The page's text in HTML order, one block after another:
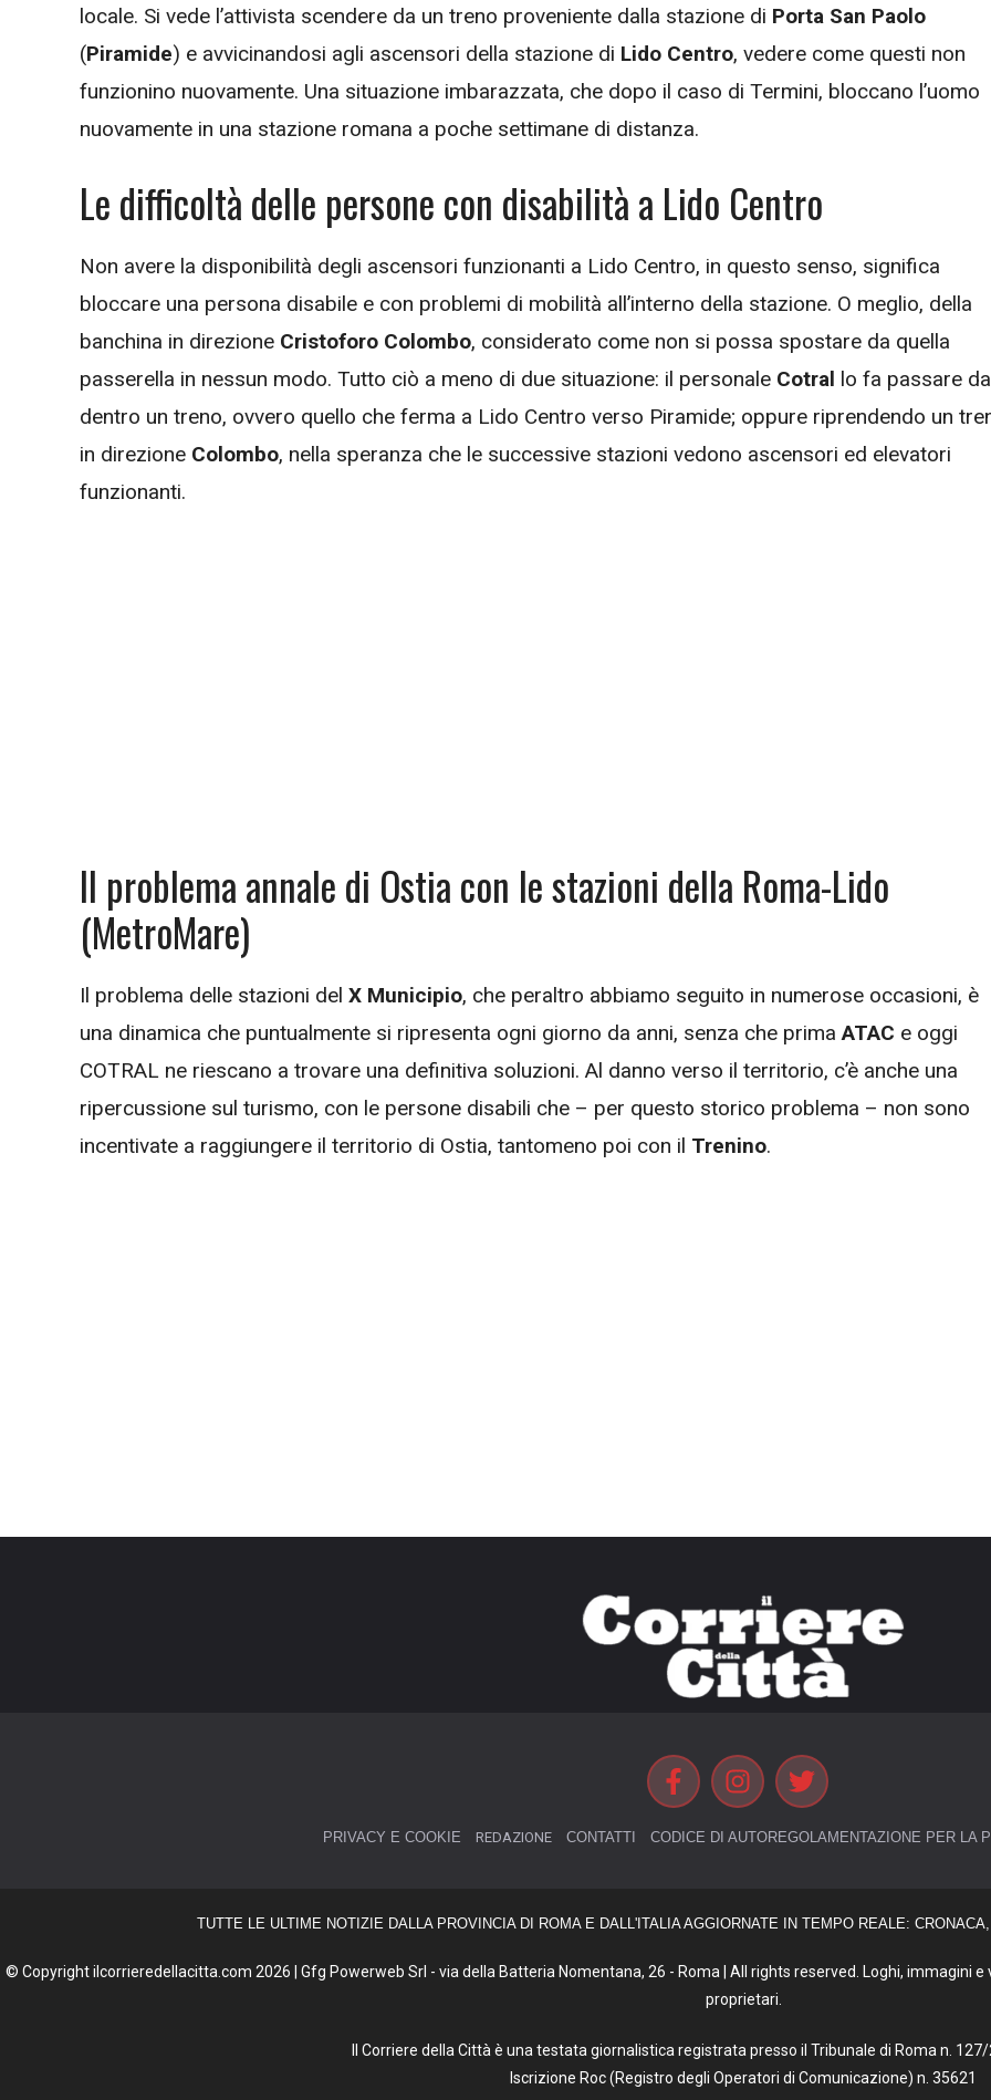
locale. Si vede l’attivista scendere da un treno proveniente dalla stazione di Porta San Paolo
(Piramide) e avvicinandosi agli ascensori della stazione di Lido Centro, vedere come questi non
funzionino nuovamente. Una situazione imbarazzata, che dopo il caso di Termini, bloccano l’uomo
nuovamente in una stazione romana a poche settimane di distanza.
Le difficoltà delle persone con disabilità a Lido Centro
Non avere la disponibilità degli ascensori funzionanti a Lido Centro, in questo senso, significa
bloccare una persona disabile e con problemi di mobilità all’interno della stazione. O meglio, della
banchina in direzione Cristoforo Colombo, considerato come non si possa spostare da quella
passerella in nessun modo. Tutto ciò a meno di due situazione: il personale Cotral lo fa passare da
dentro un treno, ovvero quello che ferma a Lido Centro verso Piramide; oppure riprendendo un
in direzione Colombo, nella speranza che le successive stazioni vedono ascensori ed elevatori
funzionanti.
Il problema annale di Ostia con le stazioni della Roma-Lido
(MetroMare)
Il problema delle stazioni del X Municipio, che peraltro abbiamo seguito in numerose occasioni, è
una dinamica che puntualmente si ripresenta ogni giorno da anni, senza che prima ATAC e oggi
COTRAL ne riescano a trovare una definitiva soluzioni. Al danno verso il territorio, c’è anche una
ripercussione sul turismo, con le persone disabili che – per questo storico problema – non sono
incentivate a raggiungere il territorio di Ostia, tantomeno poi con il Trenino.
PRIVACY E COOKIE REDAZIONE CONTATTI CODICE DI AUTOREGOLAMENTAZIONE PER LA
TUTTE LE ULTIME NOTIZIE DALLA PROVINCIA DI ROMA E DALL'ITALIA AGGIORNATE IN TEMPO REALE:
© Copyright ilcorrieredellacitta.com 2026 | Gfg Powerweb Srl - via della Batteria Nomentana, 26 - Roma | All rights reserved. Loghi, immagini
proprietari.
Il Corriere della Città è una testata giornalistica registrata presso il Tribunale di Roma n.
Iscrizione Roc (Registro degli Operatori di Comunicazione) n. 35621